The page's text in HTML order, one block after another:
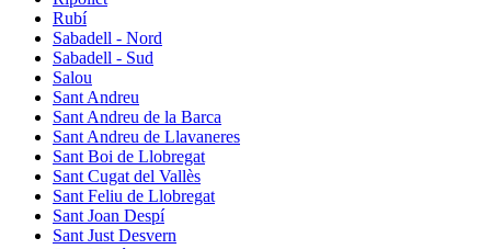
Rubí
Sabadell - Nord
Sabadell - Sud
Salou
Sant Andreu
Sant Andreu de la Barca
Sant Andreu de Llavaneres
Sant Boi de Llobregat
Sant Cugat del Vallès
Sant Feliu de Llobregat
Sant Joan Despí
Sant Just Desvern